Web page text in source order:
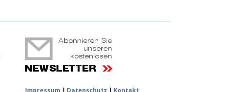
Impressum | Datenschutz | Kontakt